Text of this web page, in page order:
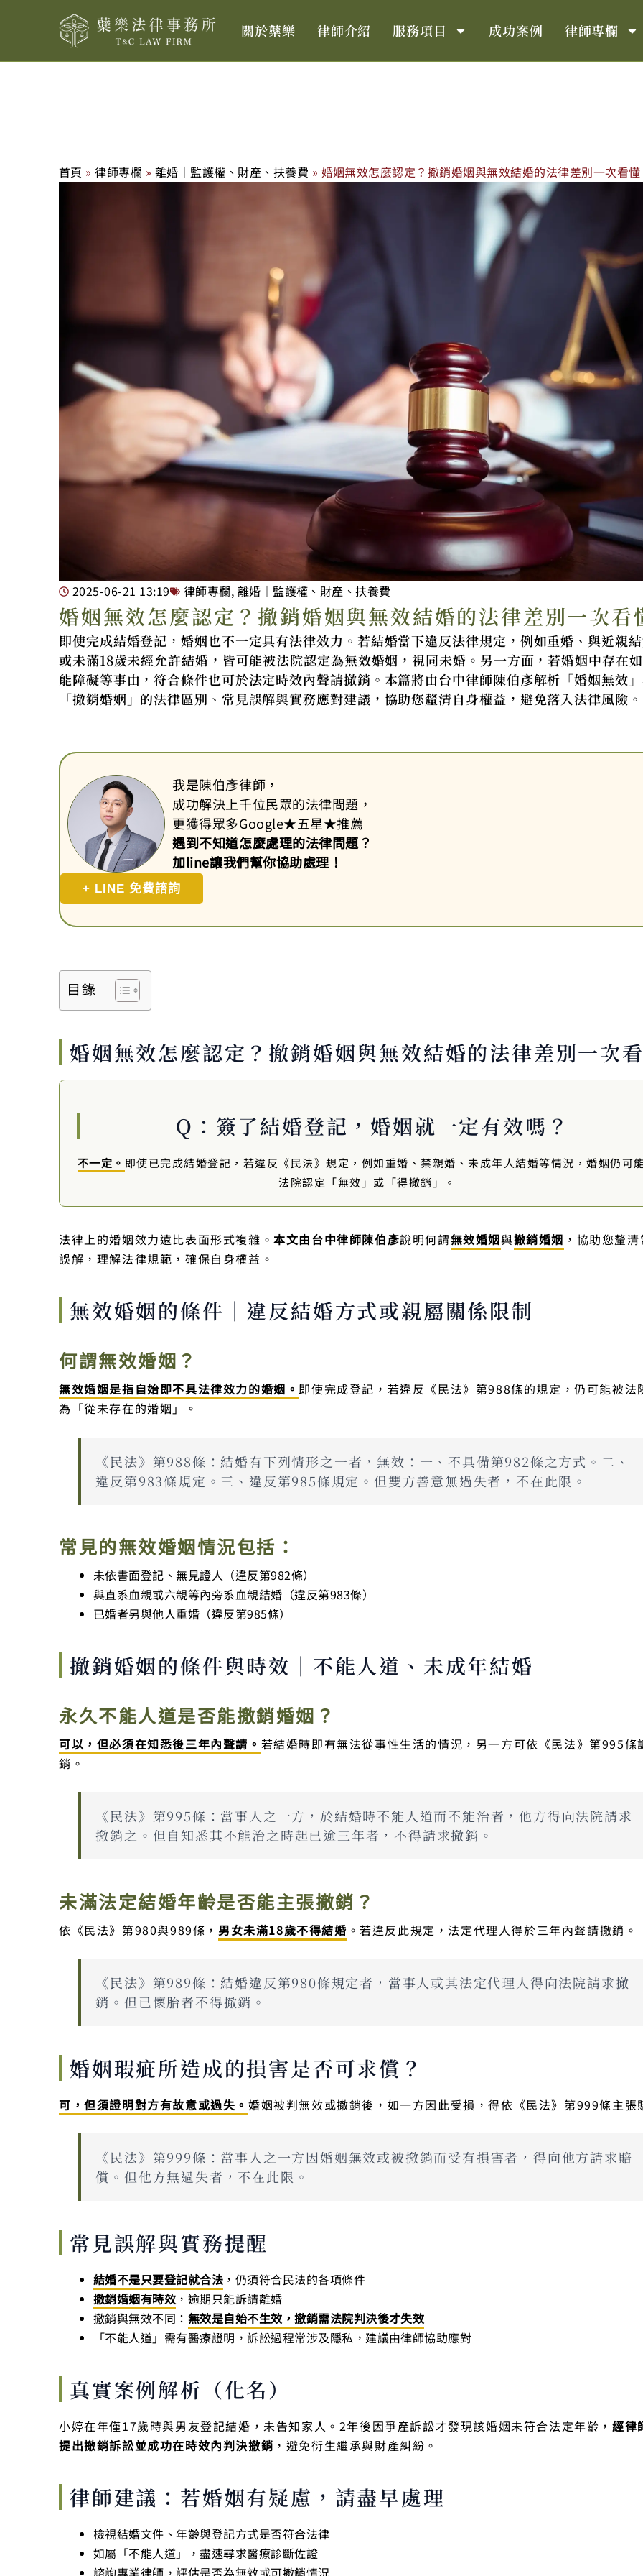
關於蘗樂 律師介紹 服務項目 成功案例 律師專欄
首頁 »律師專欄 » 離婚｜監護權、財產、扶養費 » 婚姻無效怎麼認定？撤銷婚姻與無效結婚的法律差別一次看懂
2025-06-21 13:19 律師專欄, 離婚｜監護權、財產、扶養費
婚姻無效怎麼認定？撤銷婚姻與無效結婚的法律差別一次看
即使完成結婚登記，婚姻也不一定具有法律效力。若結婚當下違反法律規定，例如重婚、與近親
或未滿18歲未經允許結婚，皆可能被法院認定為無效婚姻，視同未婚。另一方面，若婚姻中存在
能障礙等事由，符合條件也可於法定時效內聲請撤銷。本篇將由台中律師陳伯彥解析「婚姻無效
「撤銷婚姻」的法律區別、常見誤解與實務應對建議，協助您釐清自身權益，避免落入法律風險。
我是陳伯彥律師，
成功解決上千位民眾的法律問題，
更獲得眾多Google★五星★推薦
遇到不知道怎麼處理的法律問題？
加line讓我們幫你協助處理！
+ LINE 免費諮詢
目錄
婚姻無效怎麼認定？撤銷婚姻與無效結婚的法律差別一次
Q：簽了結婚登記，婚姻就一定有效嗎？
不一定。 即使已完成結婚登記，若違反《民法》規定，例如重婚、禁親婚、未成年人結婚等情況，婚姻仍可
法院認定「無效」或「得撤銷」。
法律上的婚姻效力遠比表面形式複雜。本文由台中律師陳伯彥說明何謂無效婚姻與撤銷婚姻 ，協助您釐
誤解，理解法律規範，確保自身權益。
無效婚姻的條件｜違反結婚方式或親屬關係限制
何謂無效婚姻？
無效婚姻是指自始即不具法律效力的婚姻。 即使完成登記，若違反《民法》第988條的規定，仍可能被法
為「從未存在的婚姻」。
《民法》第988條：結婚有下列情形之一者，無效：一、不具備第982條之方式。二、
違反第983條規定。三、違反第985條規定。但雙方善意無過失者，不在此限。
常見的無效婚姻情況包括：
未依書面登記、無見證人（違反第982條）
與直系血親或六親等內旁系血親結婚（違反第983條）
已婚者另與他人重婚（違反第985條）
撤銷婚姻的條件與時效｜不能人道、未成年結婚
永久不能人道是否能撤銷婚姻？
可以，但必須在知悉後三年內聲請。 若結婚時即有無法從事性生活的情況，另一方可依《民法》第995條
銷。
《民法》第995條：當事人之一方，於結婚時不能人道而不能治者，他方得向法院請求
撤銷之。但自知悉其不能治之時起已逾三年者，不得請求撤銷。
未滿法定結婚年齡是否能主張撤銷？
依《民法》第980與989條， 男女未滿18歲不得結婚 。若違反此規定，法定代理人得於三年內聲請撤銷。
《民法》第989條：結婚違反第980條規定者，當事人或其法定代理人得向法院請求撤
銷。但已懷胎者不得撤銷。
婚姻瑕疵所造成的損害是否可求償？
可，但須證明對方有故意或過失。婚姻被判無效或撤銷後，如一方因此受損，得依《民法》第999條主張
《民法》第999條：當事人之一方因婚姻無效或被撤銷而受有損害者，得向他方請求賠
償。但他方無過失者，不在此限。
常見誤解與實務提醒
結婚不是只要登記就合法 ，仍須符合民法的各項條件
撤銷婚姻有時效 ，逾期只能訴請離婚
撤銷與無效不同： 無效是自始不生效，撤銷需法院判決後才失效
「不能人道」需有醫療證明，訴訟過程常涉及隱私，建議由律師協助應對
真實案例解析（化名）
小婷在年僅17歲時與男友登記結婚，未告知家人。2年後因爭產訴訟才發現該婚姻未符合法定年齡， 經律
提出撤銷訴訟並成功在時效內判決撤銷 ，避免衍生繼承與財產糾紛。
律師建議：若婚姻有疑慮，請盡早處理
檢視結婚文件、年齡與登記方式是否符合法律
如屬「不能人道」，盡速尋求醫療診斷佐證